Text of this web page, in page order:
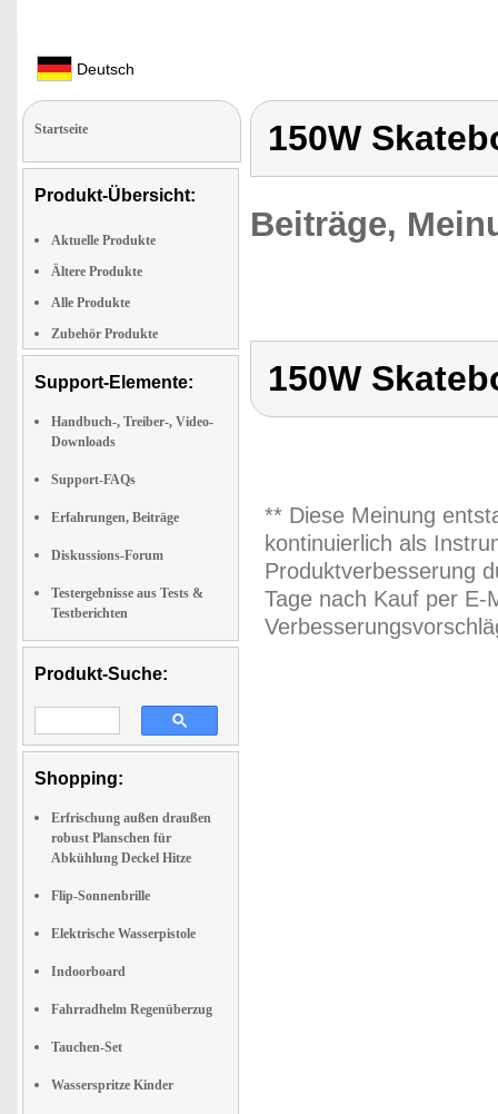
Deutsch
Startseite
Produkt-Übersicht:
Aktuelle Produkte
Ältere Produkte
Alle Produkte
Zubehör Produkte
Support-Elemente:
Handbuch-, Treiber-, Video-
Downloads
Support-FAQs
Erfahrungen, Beiträge
Diskussions-Forum
Testergebnisse aus Tests &
Testberichten
Produkt-Suche:
Shopping:
Erfrischung außen draußen
robust Planschen für
Abkühlung Deckel Hitze
Flip-Sonnenbrille
Elektrische Wasserpistole
Indoorboard
Fahrradhelm Regenüberzug
Tauchen-Set
Wasserspritze Kinder
150W
Beiträge,
150W
** Diese Meinung
kontinuierlich als
Produktverbesserung
Tage nach Kauf per E-